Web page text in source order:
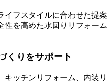
イフスタイルに合わせた提案
性を高めた水回りリフォーム
くりをサポート
キッチンリフォーム、内装リ